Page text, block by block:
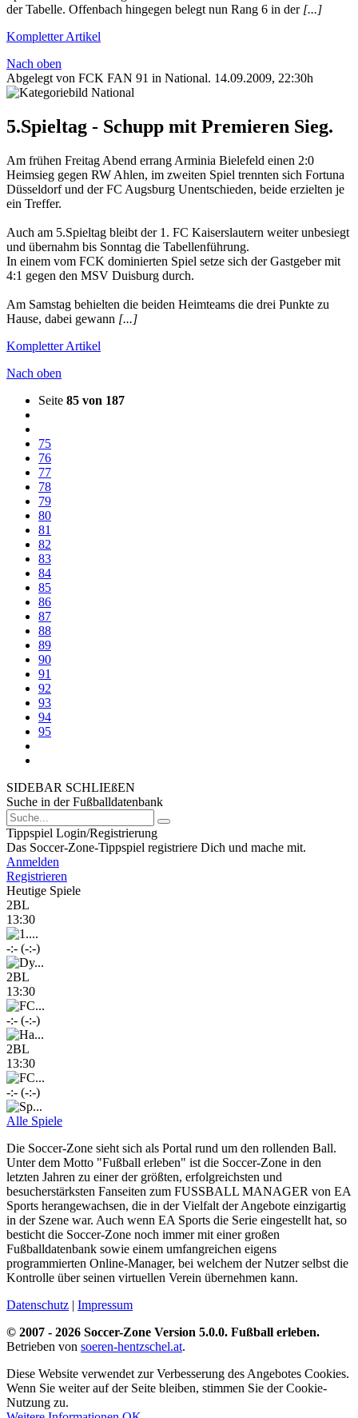
der Tabelle. Offenbach hingegen belegt nun Rang 6 in der [...]
Kompletter Artikel
Nach oben
Abgelegt von FCK FAN 91 in National. 14.09.2009, 22:30h
5.Spieltag - Schupp mit Premieren Sieg.
Am frühen Freitag Abend errang Arminia Bielefeld einen 2:0
Heimsieg gegen RW Ahlen, im zweiten Spiel trennten sich Fortuna
Düsseldorf und der FC Augsburg Unentschieden, beide erzielten je
ein Treffer.
Auch am 5.Spieltag bleibt der 1. FC Kaiserslautern weiter unbesiegt
und übernahm bis Sonntag die Tabellenführung.
In einem vom FCK dominierten Spiel setze sich der Gastgeber mit
4:1 gegen den MSV Duisburg durch.
Am Samstag behielten die beiden Heimteams die drei Punkte zu
Hause, dabei gewann [...]
Kompletter Artikel
Nach oben
Seite 85 von 187
75
76
77
78
79
80
81
82
83
84
85
86
87
88
89
90
91
92
93
94
95
SIDEBAR SCHLIEßEN
Suche in der Fußballdatenbank
Tippspiel Login/Registrierung
Das Soccer-Zone-Tippspiel registriere Dich und mache mit.
Anmelden
Registrieren
Heutige Spiele
2BL
13:30
-:- (-:-)
2BL
13:30
-:- (-:-)
2BL
13:30
-:- (-:-)
Alle Spiele
Die Soccer-Zone sieht sich als Portal rund um den rollenden Ball.
Unter dem Motto "Fußball erleben" ist die Soccer-Zone in den
letzten Jahren zu einer der größten, erfolgreichsten und
besucherstärksten Fanseiten zum FUSSBALL MANAGER von EA
Sports herangewachsen, die in der Vielfalt der Angebote einzigartig
in der Szene war. Auch wenn EA Sports die Serie eingestellt hat, so
besticht die Soccer-Zone noch immer mit einer großen
Fußballdatenbank sowie einem umfangreichen eigens
programmierten Online-Manager, bei welchem der Nutzer selbst die
Kontrolle über seinen virtuellen Verein übernehmen kann.
Datenschutz | Impressum
© 2007 - 2026 Soccer-Zone Version 5.0.0. Fußball erleben.
Betrieben von soeren-hentzschel.at.
Diese Website verwendet zur Verbesserung des Angebotes Cookies.
Wenn Sie weiter auf der Seite bleiben, stimmen Sie der Cookie-
Nutzung zu.